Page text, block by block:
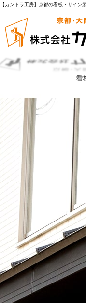
【カントラ工房】京都の看板・サイン